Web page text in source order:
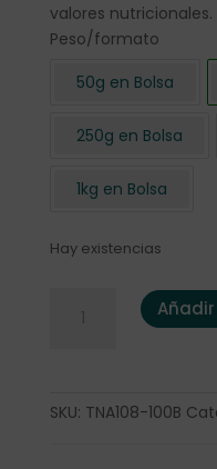
valores nutricionales.
Peso/formato
50g en Bolsa
250g en Bolsa
1kg en Bolsa
Hay existencias
Té Negro a la
SKU: TNA108-100B